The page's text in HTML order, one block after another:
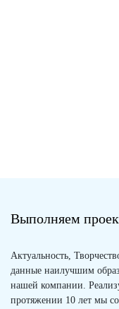
Выполняем
Актуальность,
данные наилучшим
нашей компании.
протяжении 10 лет мы